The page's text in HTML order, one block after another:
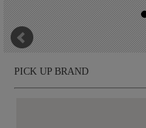
PICK UP BRAND